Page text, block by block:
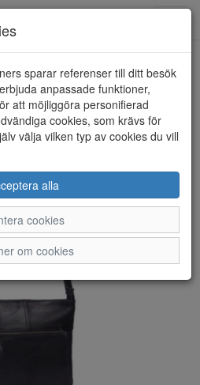
sparar referenser till ditt besök
anpassade funktioner,
att möjliggöra personifierad
cookies, som krävs för
välja vilken typ av cookies du vill
alla
cookies
om cookies